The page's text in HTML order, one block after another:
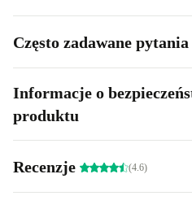
Często zadawane pytania
Informacje o
produktu
Recenzje (4.6)